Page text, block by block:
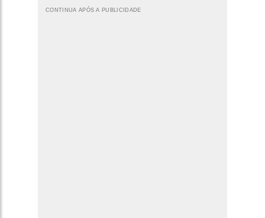
CONTINUA APÓS A PUBLICIDADE